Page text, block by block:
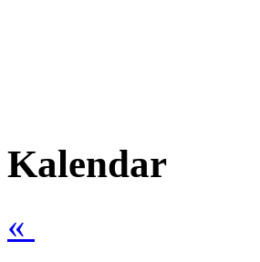
Kalendar
«